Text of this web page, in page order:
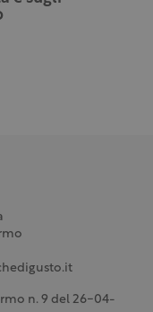
n. 9 del 26-04-